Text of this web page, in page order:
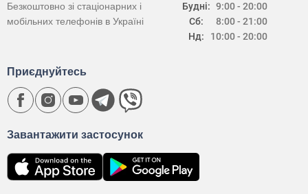
Будні:
Сб:
Нд:
9:00 - 20:00
8:00 - 21:00
10:00 - 20:00
Безкоштовно зі стаціонарних і
мобільних телефонів в Україні
Завантажити застосунок
Приєднуйтесь